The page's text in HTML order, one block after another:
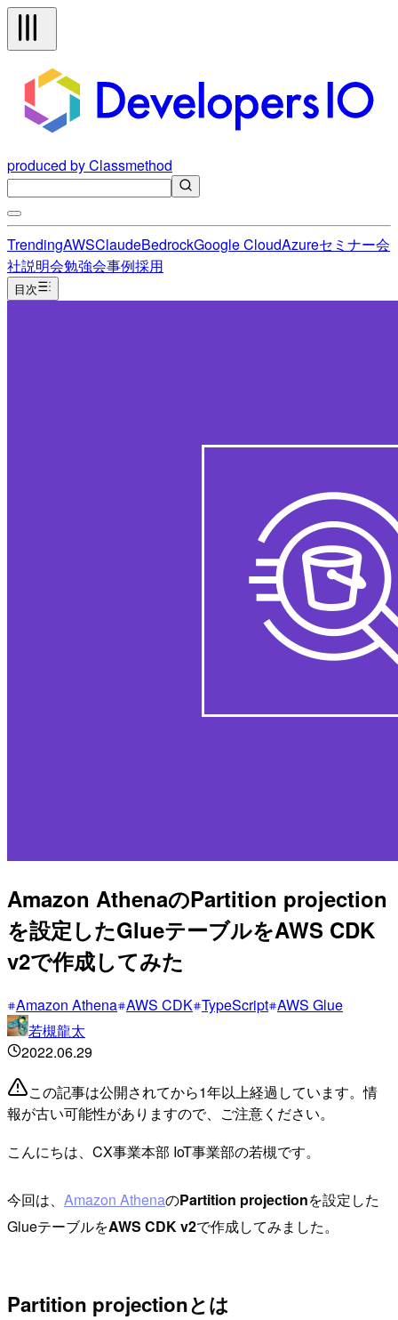
produced by Classmethod
TrendingAWSClaudeBedrockGoogle CloudAzureセミナー会
社説明会勉強会事例採用
目次
Amazon AthenaのPartition projection
を設定したGlueテーブルをAWS CDK
v2で作成してみた
Amazon Athena AWS CDK TypeScript AWS Glue
若槻龍太
2022.06.29
この記事は公開されてから1年以上経過しています。情
報が古い可能性がありますので、ご注意ください。
こんにちは、CX事業本部 IoT事業部の若槻です。
今回は、 Amazon AthenaのPartition projectionを設定した
GlueテーブルをAWS CDK v2で作成してみました。
Partition projectionとは